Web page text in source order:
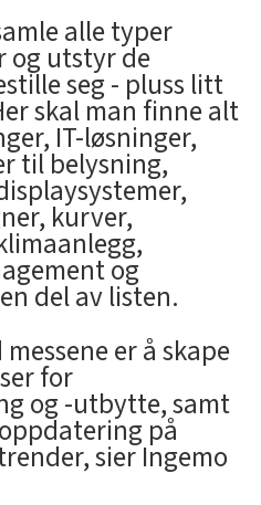
alle typer
utstyr de
seg - pluss litt
skal man finne alt
IT-løsninger,
til belysning,
kurver,
og
del av listen.
er å skape
for
og -utbytte, samt
på
sier Ingemo